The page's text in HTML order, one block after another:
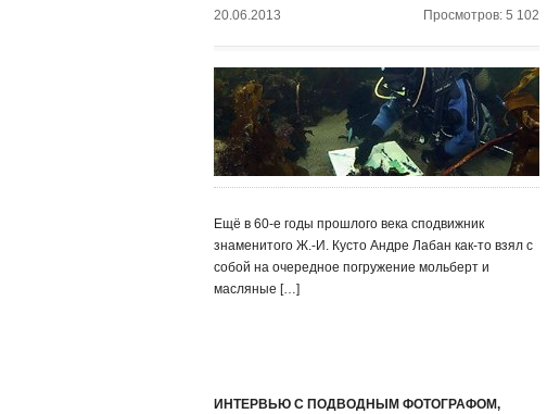
20.06.2013 Просмотров: 5 102
Ещё в 60-е годы прошлого века сподвижник
знаменитого Ж.-И. Кусто Андре Лабан как-то взял с
собой на очередное погружение мольберт и
масляные […]
ИНТЕРВЬЮ С ПОДВОДНЫМ ФОТОГРАФОМ,